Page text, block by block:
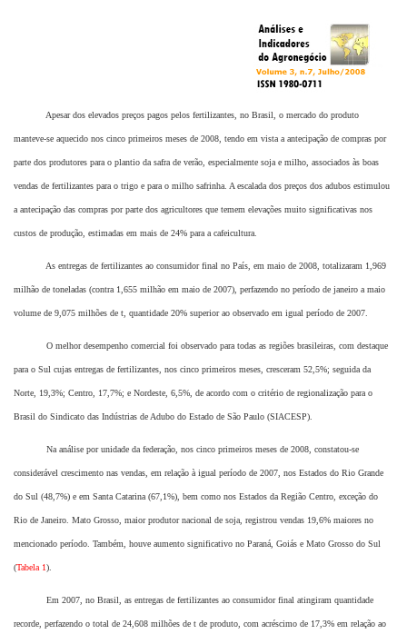
Apesar dos elevados preços pagos pelos fertilizantes, no Brasil, o mercado do produto
manteve-se aquecido nos cinco primeiros meses de 2008, tendo em vista a antecipação de compras por
parte dos produtores para o plantio da safra de verão, especialmente soja e milho, associados às boas
vendas de fertilizantes para o trigo e para o milho safrinha. A escalada dos preços dos adubos estimulou
a antecipação das compras por parte dos agricultores que temem elevações muito significativas nos
custos de produção, estimadas em mais de 24% para a cafeicultura.
As entregas de fertilizantes ao consumidor final no País, em maio de 2008, totalizaram 1,969
milhão de toneladas (contra 1,655 milhão em maio de 2007), perfazendo no período de janeiro a maio
volume de 9,075 milhões de t, quantidade 20% superior ao observado em igual período de 2007.
O melhor desempenho comercial foi observado para todas as regiões brasileiras, com destaque
para o Sul cujas entregas de fertilizantes, nos cinco primeiros meses, cresceram 52,5%; seguida da
Norte, 19,3%; Centro, 17,7%; e Nordeste, 6,5%, de acordo com o critério de regionalização para o
Brasil do Sindicato das Indústrias de Adubo do Estado de São Paulo (SIACESP).
Na análise por unidade da federação, nos cinco primeiros meses de 2008, constatou-se
considerável crescimento nas vendas, em relação à igual período de 2007, nos Estados do Rio Grande
do Sul (48,7%) e em Santa Catarina (67,1%), bem como nos Estados da Região Centro, exceção do
Rio de Janeiro. Mato Grosso, maior produtor nacional de soja, registrou vendas 19,6% maiores no
mencionado período. Também, houve aumento significativo no Paraná, Goiás e Mato Grosso do Sul
(Tabela 1).
Em 2007, no Brasil, as entregas de fertilizantes ao consumidor final atingiram quantidade
recorde, perfazendo o total de 24,608 milhões de t de produto, com acréscimo de 17,3% em relação ao